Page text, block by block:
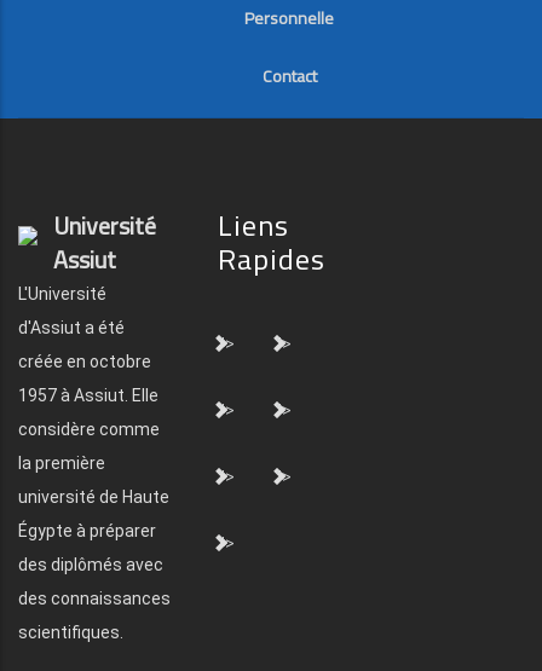
Personnelle
Contact
Université
Assiut
L'Université
d'Assiut a été
créée en octobre
1957 à Assiut. Elle
considère comme
la première
université de Haute
Égypte à préparer
des diplômés avec
des connaissances
scientifiques.
Liens
Rapides
"> ">
"> ">
"> ">
">